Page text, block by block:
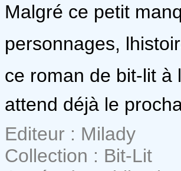
Malgré ce petit
personnages,
ce roman de bit-lit à
attend déjà le
Editeur : Milady
Collection : Bit-Lit